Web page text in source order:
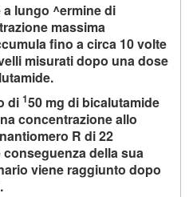
lungo ^ermine di
massima
fino a circa 10 volte
misurati dopo una dose
di 150 mg di bicalutamide
concentrazione allo
R di 22
della sua
viene raggiunto dopo